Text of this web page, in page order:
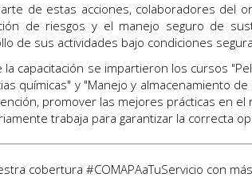
de estas acciones, colaboradores del
de riesgos y el manejo seguro de
de sus actividades bajo condiciones
la capacitación se impartieron los cursos
químicas" y "Manejo y almacenamiento
promover las mejores prácticas en
trabaja para garantizar la correcta
cobertura #COMAPAaTuServicio con